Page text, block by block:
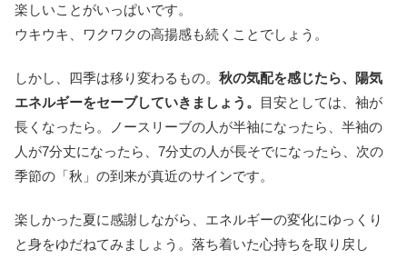
楽しいことがいっぱいです。
ウキウキ、ワクワクの高揚感も続くことでしょう。
しかし、四季は移り変わるもの。 秋の気配を感じたら、陽気
エネルギーをセーブしていきましょう。
目安としては、袖が
長くなったら。ノースリーブの人が半袖になったら、半袖の
人が7分丈になったら、7分丈の人が長そでになったら、次の
季節の「秋」の到来が真近のサインです。
楽しかった夏に感謝しながら、エネルギーの変化にゆっくり
と身をゆだねてみましょう。落ち着いた心持ちを取り戻し